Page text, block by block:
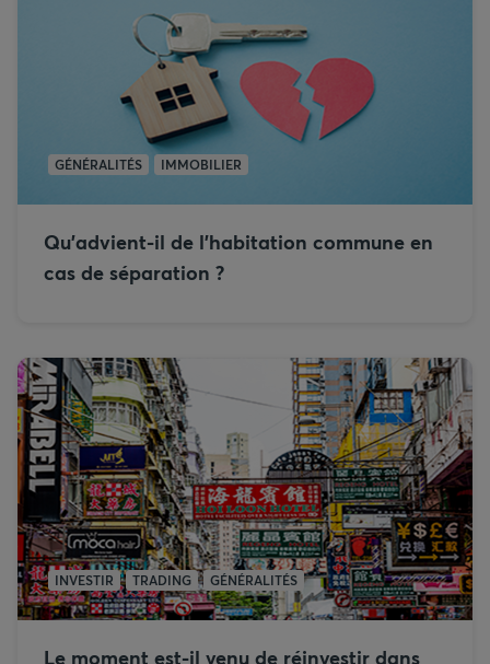
GÉNÉRALITÉS IMMOBILIER
Qu’advient-il de l’habitation commune en
cas de séparation ?
INVESTIR TRADING GÉNÉRALITÉS
Le moment est-il venu de réinvestir dans